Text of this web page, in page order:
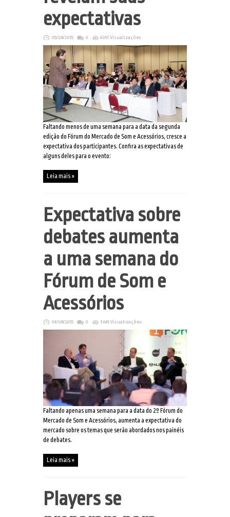
expectativas
05/08/2015 0 4051 Visualizações
Faltando menos de uma semana para a data da segunda
edição do Fórum do Mercado de Som e Acessórios, cresce a
expectativa dos participantes. Confira as expectativas de
alguns deles para o evento:
Leia mais »
Expectativa sobre
debates aumenta
a uma semana do
Fórum de Som e
Acessórios
04/08/2015 0 3645 Visualizações
Faltando apenas uma semana para a data do 2º Fórum do
Mercado de Som e Acessórios, aumenta a expectativa do
mercado sobre os temas que serão abordados nos painéis
de debates.
Leia mais »
Players se